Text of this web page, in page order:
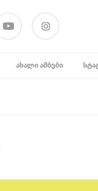
ᲐᲮᲐᲚᲘ ᲐᲛᲑᲔᲑᲘ